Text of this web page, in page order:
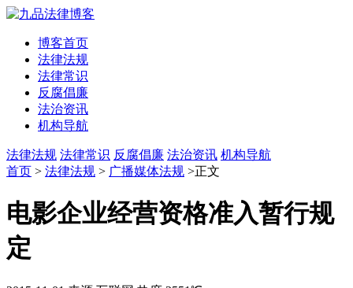
博客首页
法律法规
法律常识
反腐倡廉
法治资讯
机构导航
法律法规 法律常识 反腐倡廉 法治资讯 机构导航
首页 > 法律法规 > 广播媒体法规 >正文
电影企业经营资格准入暂行规
定